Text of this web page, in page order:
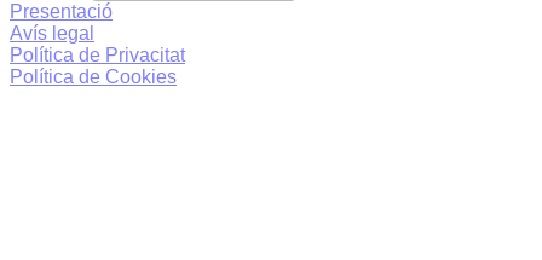
Presentació
Avís legal
Política de Privacitat
Política de Cookies